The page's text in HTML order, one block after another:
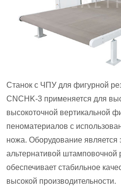
Станок с ЧПУ для фигурной
CNCHK-3 применяется для
высокоточной вертикальной
пеноматериалов с
ножа. Оборудование
альтернативой штамповочной
обеспечивает стабильное
высокой производительности.